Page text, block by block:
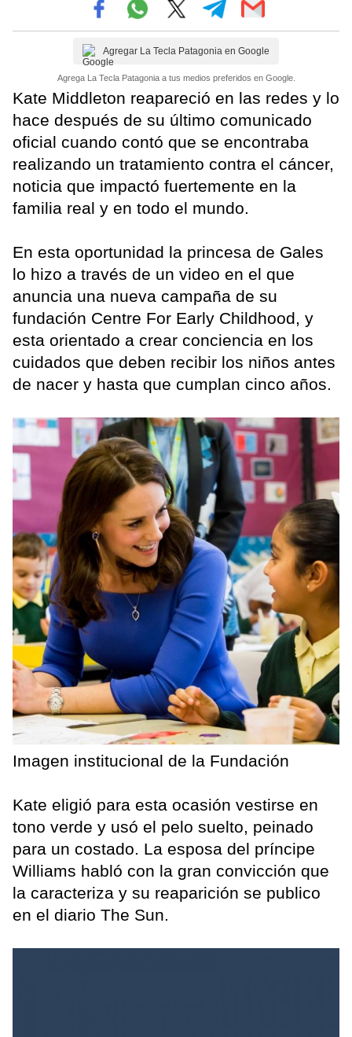
Agregar La Tecla Patagonia en Google
Agrega La Tecla Patagonia a tus medios preferidos en Google.
Kate Middleton reapareció en las redes y lo
hace después de su último comunicado
oficial cuando contó que se encontraba
realizando un tratamiento contra el cáncer,
noticia que impactó fuertemente en la
familia real y en todo el mundo.
En esta oportunidad la princesa de Gales
lo hizo a través de un video en el que
anuncia una nueva campaña de su
fundación Centre For Early Childhood, y
esta orientado a crear conciencia en los
cuidados que deben recibir los niños antes
de nacer y hasta que cumplan cinco años.
Imagen institucional de la Fundación
Kate eligió para esta ocasión vestirse en
tono verde y usó el pelo suelto, peinado
para un costado. La esposa del príncipe
Williams habló con la gran convicción que
la caracteriza y su reaparición se publico
en el diario The Sun.